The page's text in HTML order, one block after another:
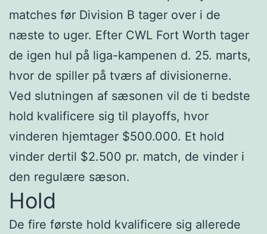
matches før Division B tager over i de
næste to uger. Efter CWL Fort Worth tager
de igen hul på liga-kampenen d. 25. marts,
hvor de spiller på tværs af divisionerne.
Ved slutningen af sæsonen vil de ti bedste
hold kvalificere sig til playoffs, hvor
vinderen hjemtager $500.000. Et hold
vinder dertil $2.500 pr. match, de vinder i
den regulære sæson.
Hold
De fire første hold kvalificere sig allerede